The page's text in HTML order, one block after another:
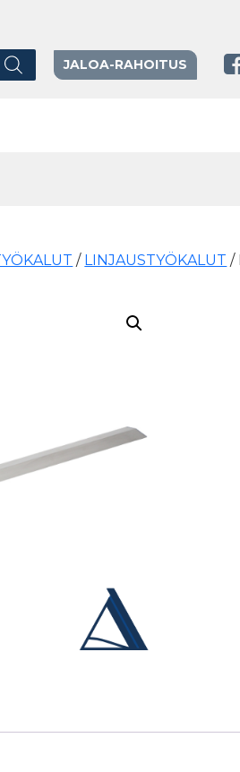
JALOA-RAHOITUS
/ LINJAUSTYÖKALUT /